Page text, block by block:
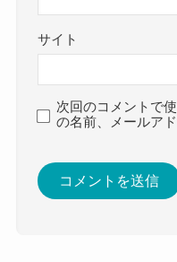
サイト
次回のコメントで
の名前、メールア